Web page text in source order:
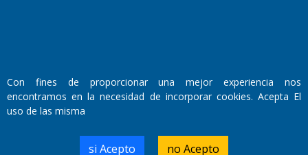
Miembro de ADIRA,ADEPA y CPPAL
Propietario: El Diario SRL
Director Periodístico:
Con fines de proporcionar una mejor experiencia nos
encontramos en la necesidad de incorporar cookies. Acepta El
uso de las misma
si Acepto no Acepto